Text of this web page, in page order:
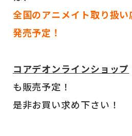
全国のアニメイト取り扱
発売予定！
コアデオンラインショップ
も販売予定！
是非お買い求め下さい！